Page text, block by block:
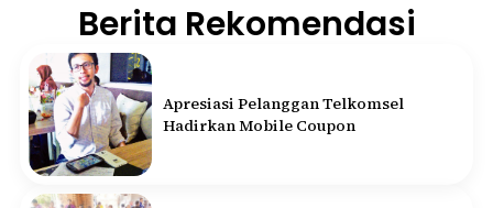
Berita Rekomendasi
Apresiasi Pelanggan Telkomsel
Hadirkan Mobile Coupon